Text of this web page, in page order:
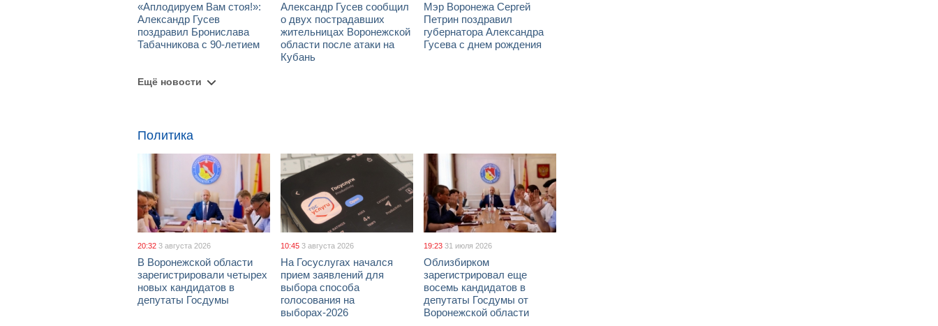
«Аплодируем Вам стоя!»:
Александр Гусев
поздравил Бронислава
Табачникова с 90-летием
Александр Гусев сообщил
о двух пострадавших
жительницах Воронежской
области после атаки на
Кубань
Мэр Воронежа Сергей
Петрин поздравил
губернатора Александра
Гусева с днем рождения
Ещё новости
Политика
20:32 3 августа 2026
В Воронежской области
зарегистрировали четырех
новых кандидатов в
депутаты Госдумы
10:45 3 августа 2026
На Госуслугах начался
прием заявлений для
выбора способа
голосования на
выборах-2026
19:23 31 июля 2026
Облизбирком
зарегистрировал еще
восемь кандидатов в
депутаты Госдумы от
Воронежской области